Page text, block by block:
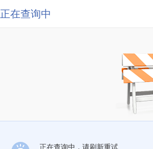
正在查询中
正在查询中，请刷新重试